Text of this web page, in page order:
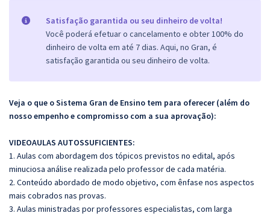
Satisfação garantida ou seu dinheiro de volta!
Você poderá efetuar o cancelamento e obter 100% do
dinheiro de volta em até 7 dias. Aqui, no Gran, é
satisfação garantida ou seu dinheiro de volta.
Veja o que o Sistema Gran de Ensino tem para oferecer (além do
nosso empenho e compromisso com a sua aprovação):
VIDEOAULAS AUTOSSUFICIENTES:
1. Aulas com abordagem dos tópicos previstos no edital, após
minuciosa análise realizada pelo professor de cada matéria.
2. Conteúdo abordado de modo objetivo, com ênfase nos aspectos
mais cobrados nas provas.
3. Aulas ministradas por professores especialistas, com larga